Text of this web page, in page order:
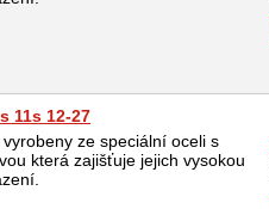
11s 12-27
ze speciální oceli s
která zajišťuje jejich vysokou